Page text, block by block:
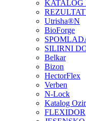
KATALOG
Utrisha®N
BioForge
SILIRNI
Belkar
Bizon
HectorFlex
Verben
N-Lock
Katalog
FLEXIDOR